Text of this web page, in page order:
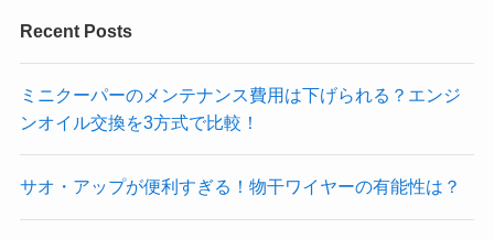
Recent Posts
ミニクーパーのメンテナンス費用は下げられる？エンジ
ンオイル交換を3方式で比較！
サオ・アップが便利すぎる！物干ワイヤーの有能性は？